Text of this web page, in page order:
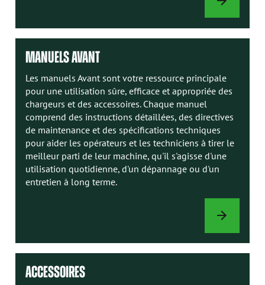
OPTIONS
CHARGEUR
MANUELS AVANT
Les manuels Avant sont votre ressource principale
pour une utilisation sûre, efficace et appropriée des
chargeurs et des accessoires. Chaque manuel
comprend des instructions détaillées, des directives
de maintenance et des spécifications techniques
pour aider les opérateurs et les techniciens à tirer le
meilleur parti de leur machine, qu'il s'agisse d'une
utilisation quotidienne, d'un dépannage ou d'un
entretien à long terme.
MANUELS
AVANT
ACCESSOIRES